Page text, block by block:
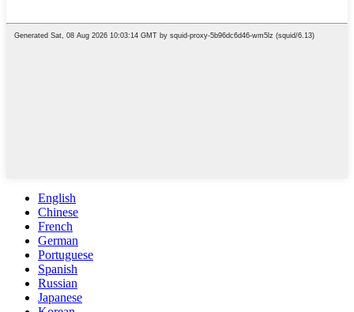
English
Chinese
French
German
Portuguese
Spanish
Russian
Japanese